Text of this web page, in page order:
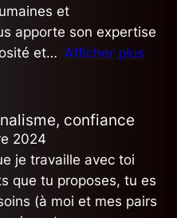
et
apporte son expertise
et
Afficher plus
confiance
2024
je travaille avec toi
que tu proposes, tu es
(à moi et mes pairs